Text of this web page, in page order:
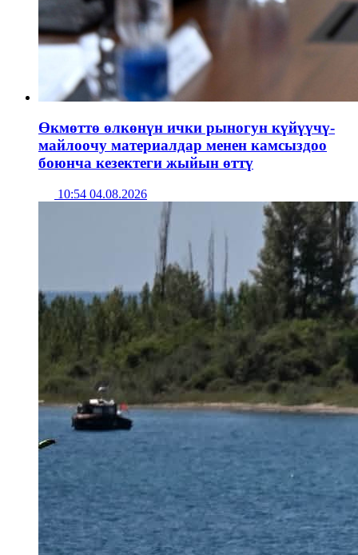
Өкмөттө өлкөнүн ички рыногун күйүүчү-
майлоочу материалдар менен камсыздоо
боюнча кезектеги жыйын өттү
10:54 04.08.2026